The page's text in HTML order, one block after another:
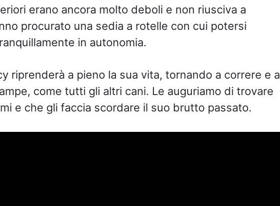
erano ancora molto deboli e non riusciva a
procurato una sedia a rotelle con cui potersi
in autonomia.
riprenderà a pieno la sua vita, tornando a correre e a
come tutti gli altri cani. Le auguriamo di trovare
e che gli faccia scordare il suo brutto passato.